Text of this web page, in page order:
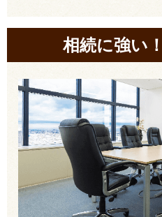
相続に強い